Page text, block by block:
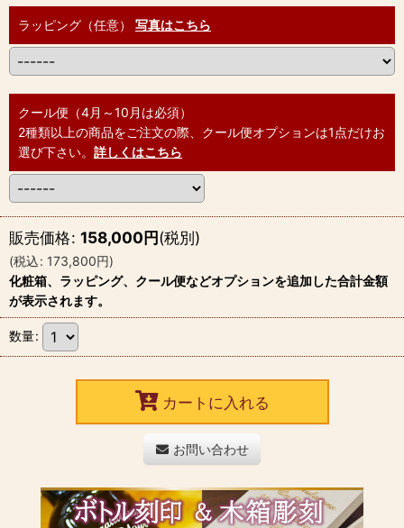
ラッピング（任意） 写真はこちら
クール便（4月～10月は必須）
2種類以上の商品をご注文の際、クール便オプションは1点だけお
選び下さい。 詳しくはこちら
販売価格: 158,000円(税別)
(税込: 173,800円)
化粧箱、ラッピング、クール便などオプションを追加した合計金額
が表示されます。
数量:
カートに入れる
お問い合わせ